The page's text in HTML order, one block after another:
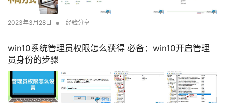
2023年3月28日 • 经验分享
win10系统管理员权限怎么获得 必备：win10开启管理
员身份的步骤